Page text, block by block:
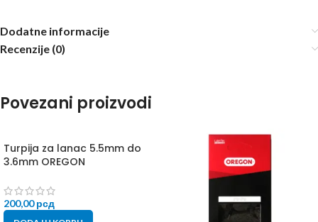
Dodatne informacije
Recenzije (0)
Povezani proizvodi
Turpija za lanac 5.5mm do
3.6mm OREGON
200,00рсд